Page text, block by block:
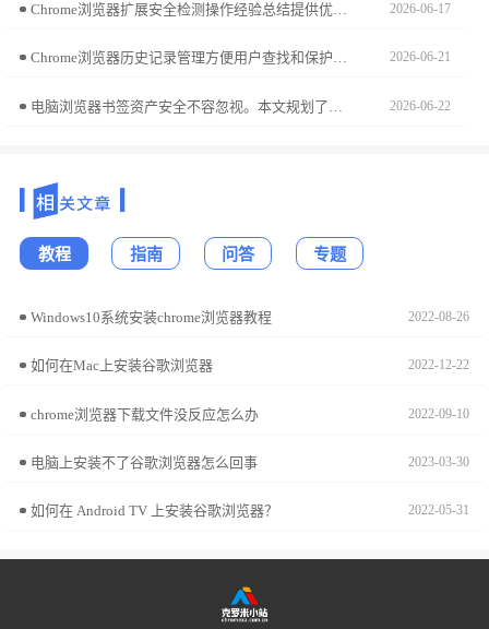
Chrome浏览器扩展安全检测操作经验总结提供优化方法。通过权限检查、插件兼容性分析和风险评估，用户可确保浏览安全，避免隐私泄露和性能影响。 2026-06-17
Chrome浏览器历史记录管理方便用户查找和保护数据，文章分享实用操作技巧，帮助用户高效管理浏览记录并保护隐私。 2026-06-21
2026-06-22
教程 指南 问答 专题
Windows10系统安装chrome浏览器教程 2022-08-26
如何在Mac上安装谷歌浏览器 2022-12-22
chrome浏览器下载文件没反应怎么办 2022-09-10
电脑上安装不了谷歌浏览器怎么回事 2023-03-30
如何在 Android TV 上安装谷歌浏览器？ 2022-05-31